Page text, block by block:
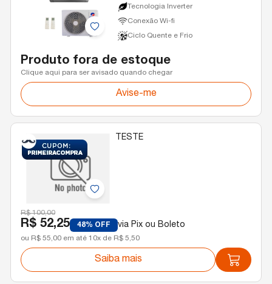
Tecnologia Inverter
Conexão Wi-fi
Ciclo Quente e Frio
Produto fora de estoque
Clique aqui para ser avisado quando chegar
Avise-me
TESTE
R$ 100,00
R$ 52,25 48% OFF via Pix ou Boleto
ou R$ 55,00 em até 10x de R$ 5,50
Saiba mais